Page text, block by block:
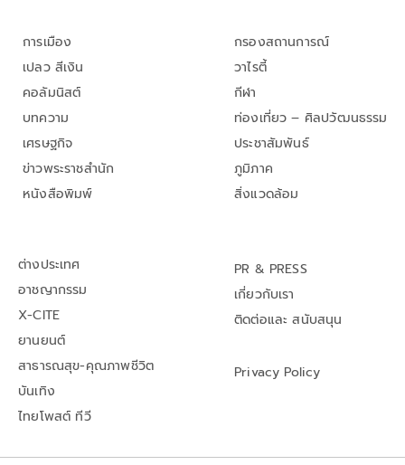
การเมือง
เปลว สีเงิน
คอลัมนิสต์
บทความ
เศรษฐกิจ
ข่าวพระราชสำนัก
หนังสือพิมพ์
กรองสถานการณ์
วาไรตี้
กีฬา
ท่องเที่ยว – ศิลปวัฒนธรรม
ประชาสัมพันธ์
ภูมิภาค
สิ่งแวดล้อม
ต่างประเทศ
อาชญากรรม
X-CITE
ยานยนต์
สาธารณสุข-คุณภาพชีวิต
บันเทิง
ไทยโพสต์ ทีวี
PR & PRESS
เกี่ยวกับเรา
ติดต่อและ สนับสนุน
Privacy Policy